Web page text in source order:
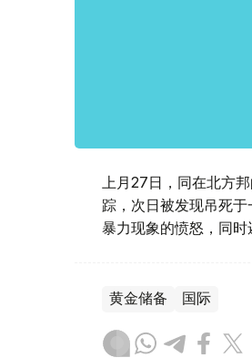
上月27日，同在北方
踪，次日被发现吊死
暴力现象的愤怒，同时
黄金储备 国际